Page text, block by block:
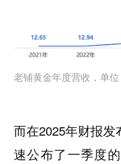
老铺黄金年度营收，单
而在2025年财报
速公布了一季度